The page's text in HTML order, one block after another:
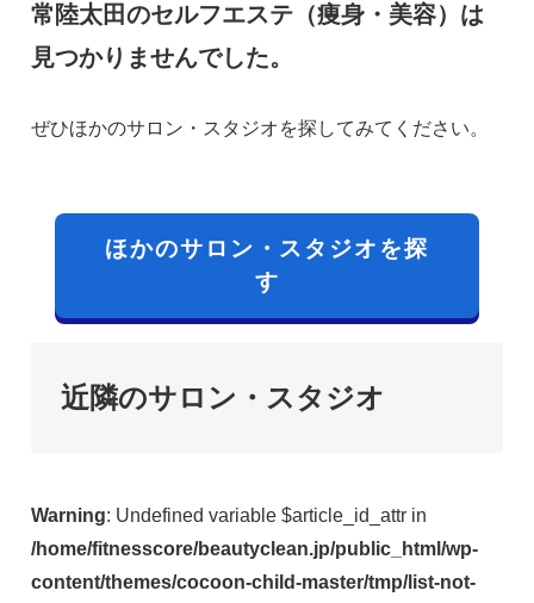
常陸太田のセルフエステ（痩身・美容）は
見つかりませんでした。
ぜひほかのサロン・スタジオを探してみてください。
ほかのサロン・スタジオを探
す
近隣のサロン・スタジオ
Warning: Undefined variable $article_id_attr in
/home/fitnesscore/beautyclean.jp/public_html/wp-
content/themes/cocoon-child-master/tmp/list-not-